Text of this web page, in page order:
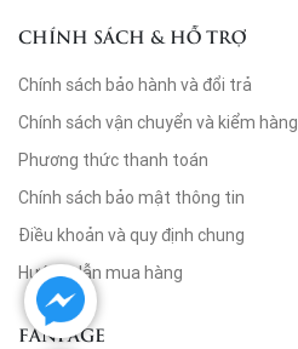
CHÍNH SÁCH & HỖ TRỢ
Chính sách bảo hành và đổi trả
Chính sách vận chuyển và kiểm hàng
Phương thức thanh toán
Chính sách bảo mật thông tin
Điều khoản và quy định chung
Hướng dẫn mua hàng
FANPAGE